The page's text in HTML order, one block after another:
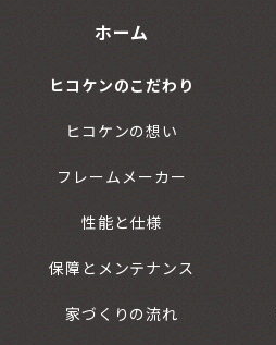
ホーム
ヒコケンのこだわり
ヒコケンの想い
フレームメーカー
性能と仕様
保障とメンテナンス
家づくりの流れ